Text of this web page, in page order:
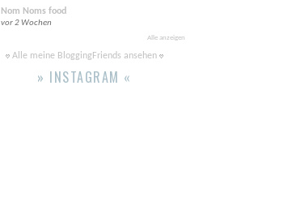
Nom Noms food
vor 2 Wochen
Alle anzeigen
Alle meine BloggingFriends ansehen
» INSTAGRAM «